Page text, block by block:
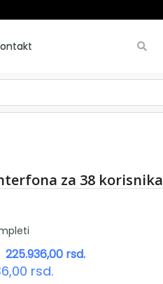
za 38 korisnika
225.936,00 rsd.
rsd.